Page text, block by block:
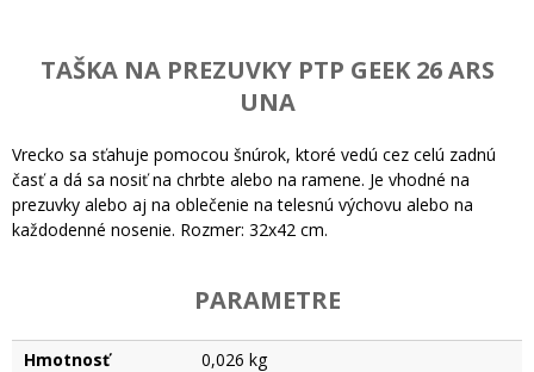
TAŠKA NA PREZUVKY PTP GEEK 26 ARS
UNA
Vrecko sa sťahuje pomocou šnúrok, ktoré vedú cez celú zadnú
časť a dá sa nosiť na chrbte alebo na ramene. Je vhodné na
prezuvky alebo aj na oblečenie na telesnú výchovu alebo na
každodenné nosenie. Rozmer: 32x42 cm.
PARAMETRE
Hmotnosť
0,026 kg